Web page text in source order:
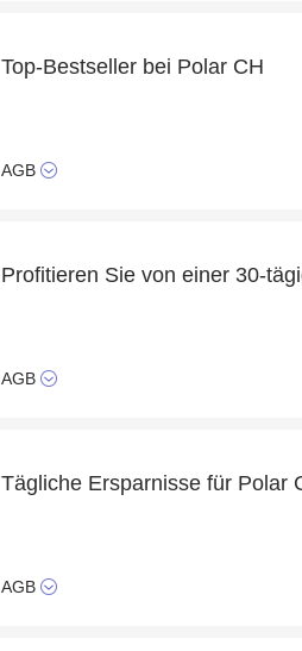
Top-Bestseller bei Polar CH
AGB
AGB
AGB